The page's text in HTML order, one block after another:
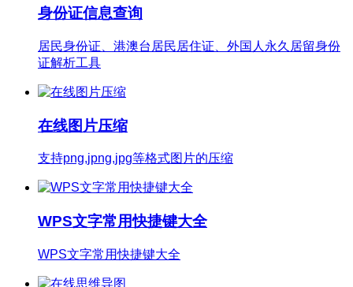
身份证信息查询
居民身份证、港澳台居民居住证、外国人永久居留身份
证解析工具
在线图片压缩
支持png,jpng,jpg等格式图片的压缩
WPS文字常用快捷键大全
WPS文字常用快捷键大全